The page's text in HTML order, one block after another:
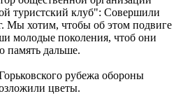
туристский клуб": Совершили
Мы хотим, чтобы об этом подвиге
молодые поколения, чтоб они
память дальше.
рубежа обороны
цветы.